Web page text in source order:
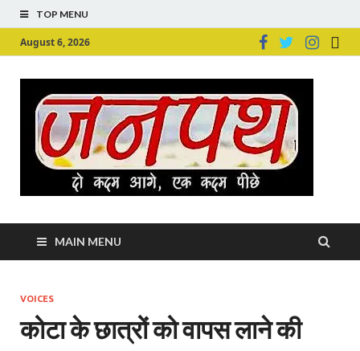
TOP MENU
August 6, 2026
MAIN MENU
VOICES
कोटा के छात्रों को वापस लाने की